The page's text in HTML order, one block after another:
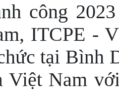
công
ITCPE -
tại Bình
Việt Nam